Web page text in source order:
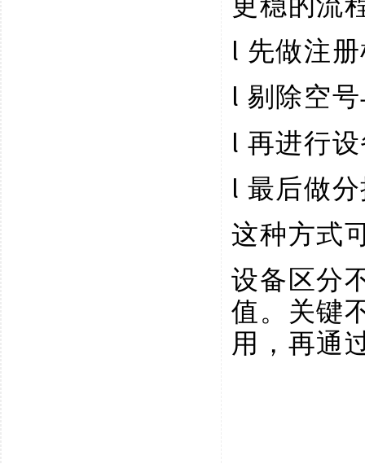
l 先做注
l 剔除空
l 再进行
l 最后做
这种方式
设备区分
值。关键
用，再通